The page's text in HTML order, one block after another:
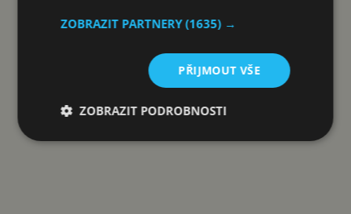
ZOBRAZIT PARTNERY(1635) →
PŘIJMOUT VŠE
ZOBRAZIT PODROBNOSTI